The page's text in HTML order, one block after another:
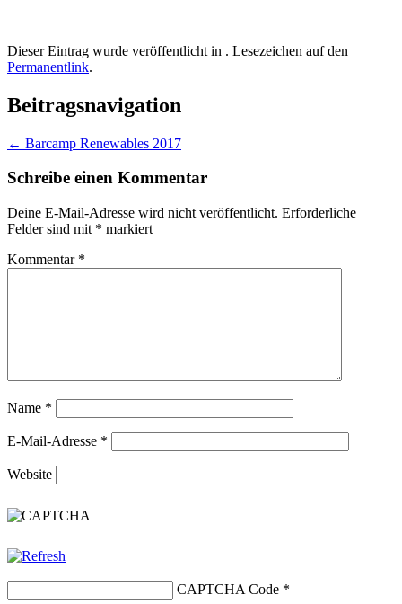
Dieser Eintrag wurde veröffentlicht in . Lesezeichen auf den
Permanentlink.
Beitragsnavigation
← Barcamp Renewables 2017
Schreibe einen Kommentar
Deine E-Mail-Adresse wird nicht veröffentlicht. Erforderliche
Felder sind mit * markiert
Kommentar *
Name *
E-Mail-Adresse *
Website
CAPTCHA Code *